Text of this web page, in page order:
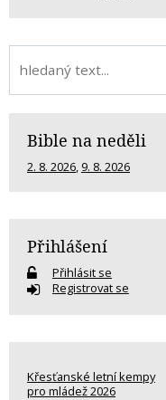
Bible na neděli
2. 8. 2026, 9. 8. 2026
Přihlášení
Přihlásit se
Registrovat se
Křesťanské letní kempy
pro mládež 2026